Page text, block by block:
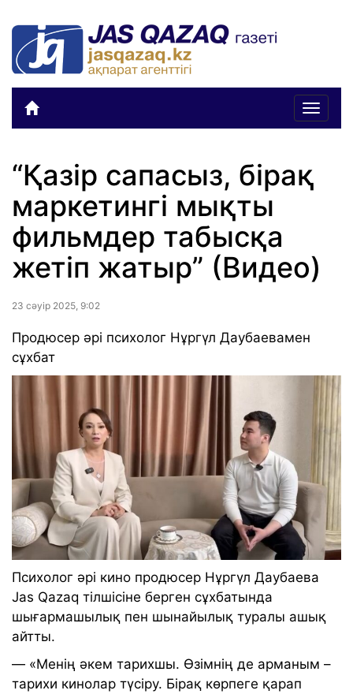
Toggle
“Қазір сапасыз, бірақ
маркетингі мықты
фильмдер табысқа
жетіп жатыр” (Видео)
23 сәуiр 2025, 9:02
Продюсер әрі психолог Нұргүл Даубаевамен
сұхбат
Психолог әрі кино продюсер Нұргүл Даубаева
Jas Qazaq тілшісіне берген сұхбатында
шығармашылық пен шынайылық туралы ашық
айтты.
— «Менің әкем тарихшы. Өзімнің де арманым –
тарихи кинолар түсіру. Бірақ көрпеге қарап